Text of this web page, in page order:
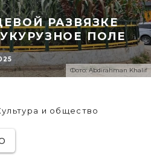
Фото: Abdirahman Khalif
РАЗВЯЗКЕ
ПОЛЕ
и общество